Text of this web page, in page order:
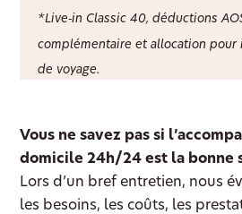
*Live‑in Classic 40, déductions
complémentaire et allocation pour
de voyage.
Vous ne savez pas si
domicile 24h/24 est la bonne
Lors d’un bref entretien, nous
les besoins, les coûts, les